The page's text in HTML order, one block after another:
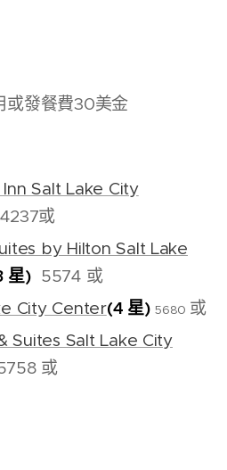
或發餐費30美金
Salt Lake City
或
by Hilton Salt Lake
星)5574 或
City Center(4 星) 5680 或
Suites Salt Lake City
或